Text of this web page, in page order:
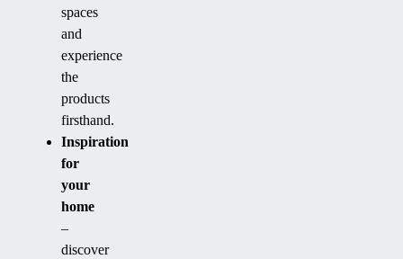
spaces
and
experience
the
products
firsthand.
Inspiration
for
your
home
–
discover